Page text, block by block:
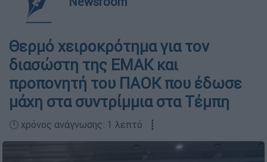
Θερμό χειροκρότημα για τον
διασώστη της ΕΜΑΚ και
προπονητή του ΠΑΟΚ που έδωσε
μάχη στα συντρίμμια στα Τέμπη
🕛 χρόνος ανάγνωσης: 1 λεπτό ┋